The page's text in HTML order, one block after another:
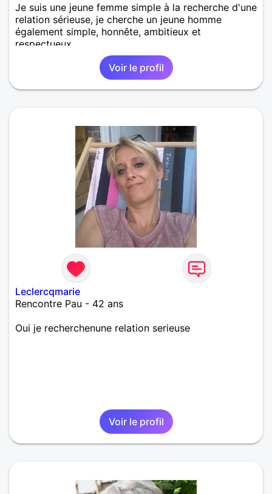
Je suis une jeune femme simple à la recherche d'une
relation sérieuse, je cherche un jeune homme
également simple, honnête, ambitieux et
respectueux.
Voir le profil
Leclercqmarie
Rencontre Pau - 42 ans
Oui je recherchenune relation serieuse
Voir le profil